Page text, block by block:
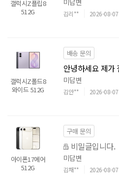
갤럭시Z플립8
512G
미답변
김리** 2026-08-07
갤럭시Z폴드8
와이드 512G
배송 문의
미답변
김안** 2026-08-07
아이폰17에어
512G
구매 문의
비밀글입니다.
미답변
김채** 2026-08-07